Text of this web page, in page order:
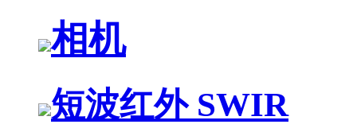
相机
短波红外 SWIR